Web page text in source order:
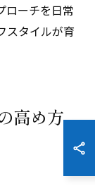
ローチを日常
スタイルが育
高め方